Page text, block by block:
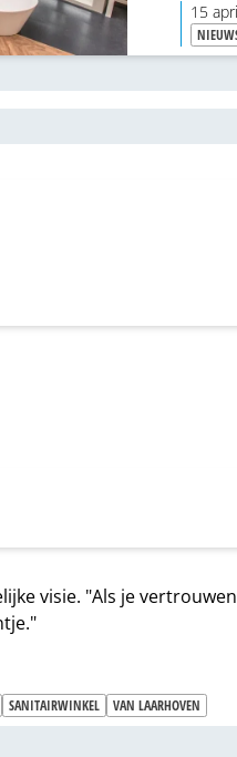
15
visie. "Als je
SANITAIRWINKEL VAN LAARHOVEN